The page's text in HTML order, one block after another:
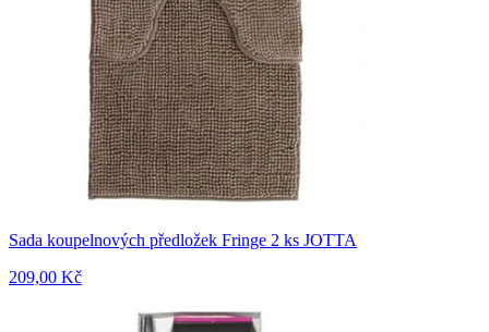
Sada koupelnových předložek Fringe 2 ks JOTTA
209,00 Kč